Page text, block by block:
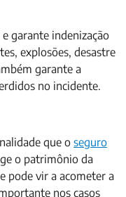
garante indenização
explosões, desastre
garante a
no incidente.
que o seguro
o patrimônio da
pode vir a acometer a
nos casos